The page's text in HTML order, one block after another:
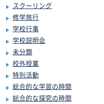
スクーリング
修学旅行
学校行事
学校説明会
未分類
校外授業
特別活動
総合的な学習の時間
総合的な探究の時間